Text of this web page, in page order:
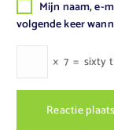
Mijn naam, e-
volgende keer
× 7 = sixty